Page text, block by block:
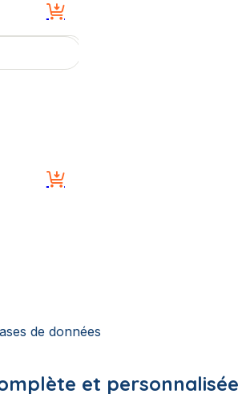
de données
et personnalisée